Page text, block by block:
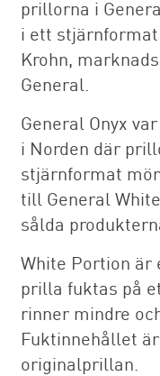
prillorna i
i ett
Krohn,
General.
General Onyx
i Norden där
stjärnformat
till General
sålda
White Portion är
prilla fuktas på
rinner mindre
Fuktinnehållet
originalprillan.